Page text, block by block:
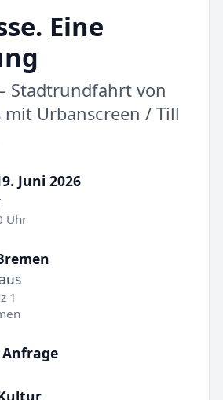
Eine
Stadtrundfahrt von
mit Urbanscreen / Till
Juni 2026
Uhr
1